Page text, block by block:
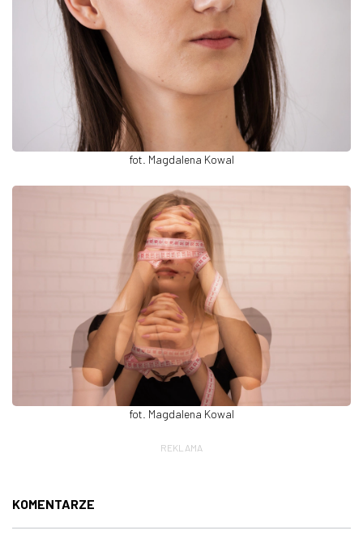
fot. Magdalena Kowal
fot. Magdalena Kowal
REKLAMA
KOMENTARZE